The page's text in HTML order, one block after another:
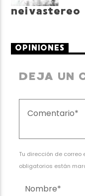
neivastereo
OPINIONES
DEJA UN
Tu dirección de
obligatorios están